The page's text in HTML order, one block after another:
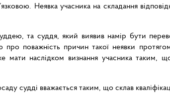
Неявка учасника на складання
та суддя, який виявив намір бути
про поважність причин такої неявки
наслідком визнання учасника таким, що
судді вважається таким, що склав